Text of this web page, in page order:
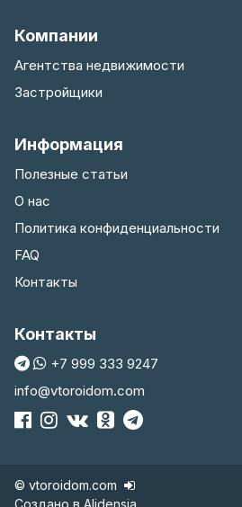
Компании
Агентства недвижимости
Застройщики
Информация
Полезные статьи
О нас
Политика конфиденциальности
FAQ
Контакты
Контакты
+7 999 333 9247
info@vtoroidom.com
© vtoroidom.com
Создано в Alidensia